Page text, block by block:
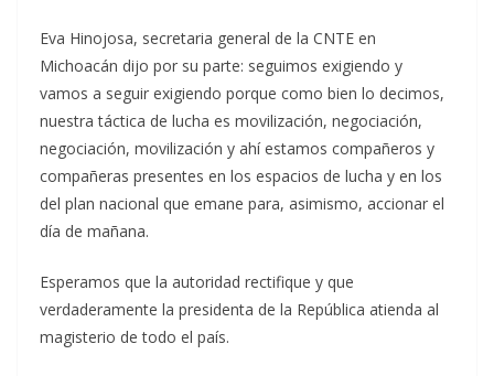
Eva Hinojosa, secretaria general de la CNTE en
Michoacán dijo por su parte: seguimos exigiendo y
vamos a seguir exigiendo porque como bien lo decimos,
nuestra táctica de lucha es movilización, negociación,
negociación, movilización y ahí estamos compañeros y
compañeras presentes en los espacios de lucha y en los
del plan nacional que emane para, asimismo, accionar el
día de mañana.
Esperamos que la autoridad rectifique y que
verdaderamente la presidenta de la República atienda al
magisterio de todo el país.